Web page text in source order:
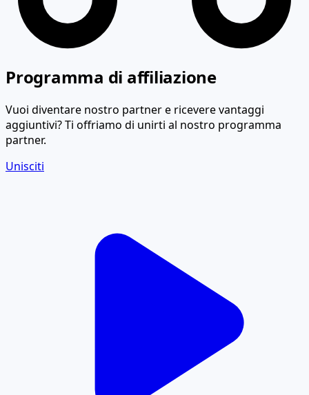
Programma di affiliazione
Vuoi diventare nostro partner e ricevere vantaggi
aggiuntivi? Ti offriamo di unirti al nostro programma
partner.
Unisciti